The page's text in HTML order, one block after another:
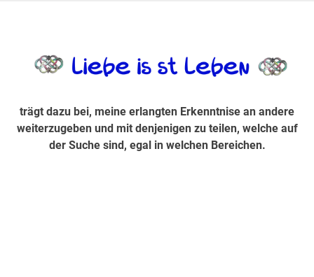
Suche sind, egal in welchen Bereichen.
trägt dazu bei, meine erlangten Erkenntnise an andere
weiterzugeben und mit denjenigen zu teilen, welche auf
der Suche sind, egal in welchen Bereichen.